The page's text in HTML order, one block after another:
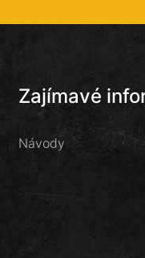
Zajímavé
Návody